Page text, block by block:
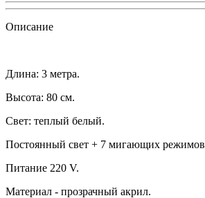
Описание
Длина: 3 метра.
Высота: 80 см.
Свет: теплый белый.
Постоянный свет + 7 мигающих режимов
Питание 220 V.
Материал - прозрачный акрил.